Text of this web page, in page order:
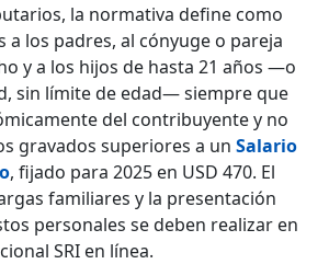
la normativa define como
a los padres, al cónyuge o pareja
y a los hijos de hasta 21 años —o
sin límite de edad— siempre que
del contribuyente y no
gravados superiores a unSalario
, fijado para 2025 en USD 470. El
familiares y la presentación
personales se deben realizar en
SRI en línea.